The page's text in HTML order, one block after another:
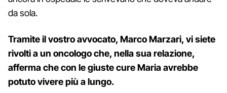
da sola.
Tramite il vostro avvocato, Marco Marzari, vi siete
rivolti a un oncologo che, nella sua relazione,
afferma che con le giuste cure Maria avrebbe
potuto vivere più a lungo.